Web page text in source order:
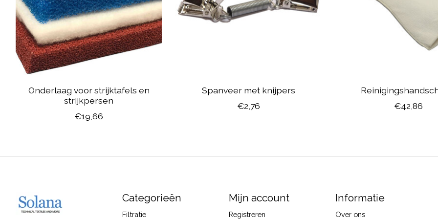
Onderlaag voor strijktafels en
strijkpersen
€19,66
Spanveer met knijpers
€2,76
€42,86
Categorieën
Filtratie
Mijn account
Registreren
Informatie
Over ons